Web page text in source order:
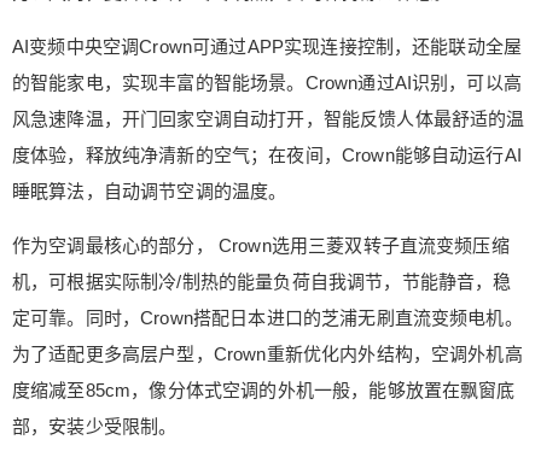
AI变频中央空调Crown可通过APP实现连接控制，还能联动全屋
的智能家电，实现丰富的智能场景。Crown通过AI识别，可以高
风急速降温，开门回家空调自动打开，智能反馈人体最舒适的温
度体验，释放纯净清新的空气；在夜间，Crown能够自动运行AI
睡眠算法，自动调节空调的温度。
作为空调最核心的部分， Crown选用三菱双转子直流变频压缩
机，可根据实际制冷/制热的能量负荷自我调节，节能静音，稳
定可靠。同时，Crown搭配日本进口的芝浦无刷直流变频电机。
为了适配更多高层户型，Crown重新优化内外结构，空调外机高
度缩减至85cm，像分体式空调的外机一般，能够放置在飘窗底
部，安装少受限制。
立刻支付
6位以上